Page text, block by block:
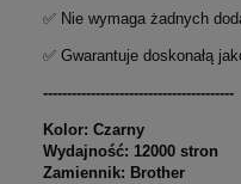
✅ Nie wymaga żadnych
✅ Gwarantuje doskonałą
----------------------------------------
Kolor: Czarny
Wydajność: 12000 stron
Zamiennik: Brother